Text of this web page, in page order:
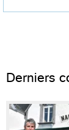
Derniers